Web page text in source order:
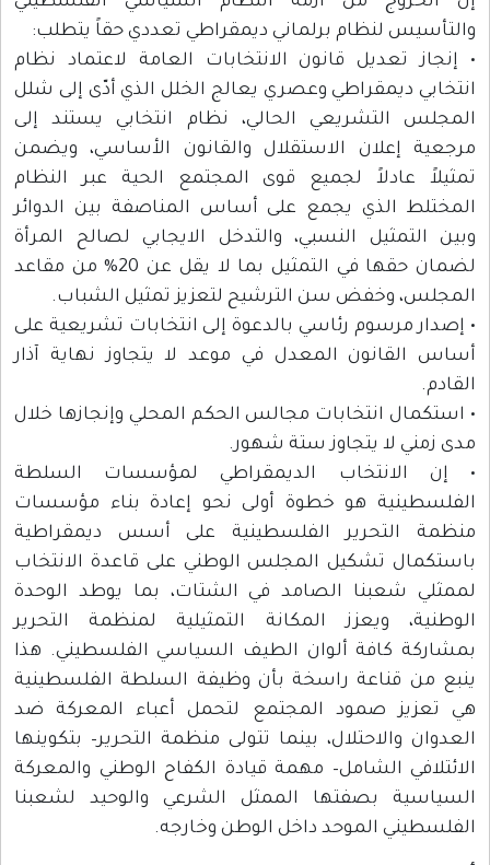
والتأسيس لنظام برلماني ديمقراطي تعددي حقاً يتطلب:
• إنجاز تعديل قانون الانتخابات العامة لاعتماد نظام
انتخابي ديمقراطي وعصري يعالج الخلل الذي أدّى إلى شلل
المجلس التشريعي الحالي، نظام انتخابي يستند إلى
مرجعية إعلان الاستقلال والقانون الأساسي، ويضمن
تمثيلاً عادلاً لجميع قوى المجتمع الحية عبر النظام
المختلط الذي يجمع على أساس المناصفة بين الدوائر
وبين التمثيل النسبي، والتدخل الايجابي لصالح المرأة
لضمان حقها في التمثيل بما لا يقل عن 20% من مقاعد
المجلس، وخفض سن الترشيح لتعزيز تمثيل الشباب.
• إصدار مرسوم رئاسي بالدعوة إلى انتخابات تشريعية على
أساس القانون المعدل في موعد لا يتجاوز نهاية آذار
القادم.
• استكمال انتخابات مجالس الحكم المحلي وإنجازها خلال
مدى زمني لا يتجاوز ستة شهور.
• إن الانتخاب الديمقراطي لمؤسسات السلطة
الفلسطينية هو خطوة أولى نحو إعادة بناء مؤسسات
منظمة التحرير الفلسطينية على أسس ديمقراطية
باستكمال تشكيل المجلس الوطني على قاعدة الانتخاب
لممثلي شعبنا الصامد في الشتات، بما يوطد الوحدة
الوطنية، ويعزز المكانة التمثيلية لمنظمة التحرير
بمشاركة كافة ألوان الطيف السياسي الفلسطيني. هذا
ينبع من قناعة راسخة بأن وظيفة السلطة الفلسطينية
هي تعزيز صمود المجتمع لتحمل أعباء المعركة ضد
العدوان والاحتلال، بينما تتولى منظمة التحرير– بتكوينها
الائتلافي الشامل– مهمة قيادة الكفاح الوطني والمعركة
السياسية بصفتها الممثل الشرعي والوحيد لشعبنا
الفلسطيني الموحد داخل الوطن وخارجه.